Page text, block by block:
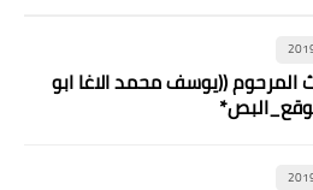
المرحوم ((يوسف محمد الاغا ابو